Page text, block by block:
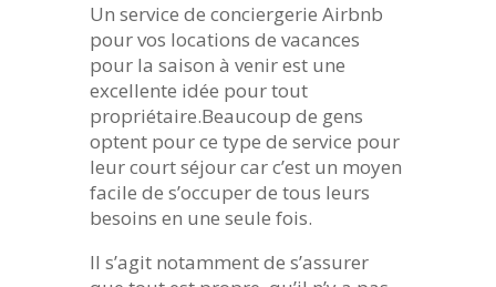
Un service de conciergerie Airbnb
pour vos locations de vacances
pour la saison à venir est une
excellente idée pour tout
propriétaire.Beaucoup de gens
optent pour ce type de service pour
leur court séjour car c’est un moyen
facile de s’occuper de tous leurs
besoins en une seule fois.
Il s’agit notamment de s’assurer